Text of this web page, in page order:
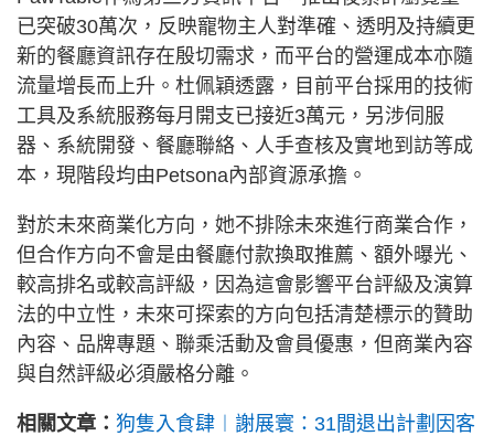
已突破30萬次，反映寵物主人對準確、透明及持續更
新的餐廳資訊存在殷切需求，而平台的營運成本亦隨
流量增長而上升。杜佩穎透露，目前平台採用的技術
工具及系統服務每月開支已接近3萬元，另涉伺服
器、系統開發、餐廳聯絡、人手查核及實地到訪等成
本，現階段均由Petsona內部資源承擔。
對於未來商業化方向，她不排除未來進行商業合作，
但合作方向不會是由餐廳付款換取推薦、額外曝光、
較高排名或較高評級，因為這會影響平台評級及演算
法的中立性，未來可探索的方向包括清楚標示的贊助
內容、品牌專題、聯乘活動及會員優惠，但商業內容
與自然評級必須嚴格分離。
相關文章： 狗隻入食肆︱謝展寰：31間退出計劃因客